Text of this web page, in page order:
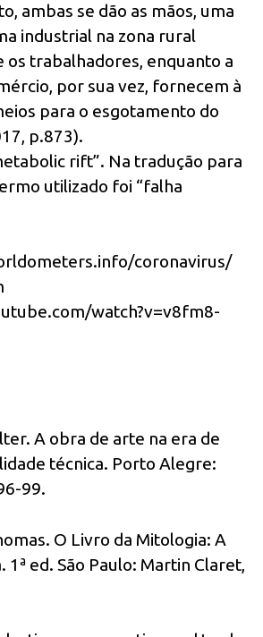
ambas se dão as mãos, uma
industrial na zona rural
os trabalhadores, enquanto a
por sua vez, fornecem à
para o esgotamento do
p.873).
rift”. Na tradução para
utilizado foi “falha
coronavirus/
watch?v=v8fm8-
A obra de arte na era de
técnica. Porto Alegre:
99.
O Livro da Mitologia: A
1ª ed. São Paulo: Martin Claret,